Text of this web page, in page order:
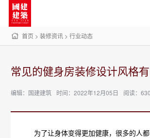
首页 >装修资讯 >行业动态
常见的健身房装修设计风格
编辑：国建建筑 时间：2022年12月05日 阅读：630
为了让身体变得更加健康，很多的人都